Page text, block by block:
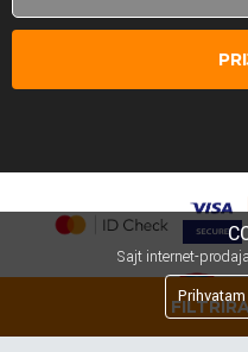
Sajt internet-
Prihvatam